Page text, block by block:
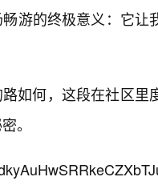
游的终极意义：它
如何，这段在社区
。